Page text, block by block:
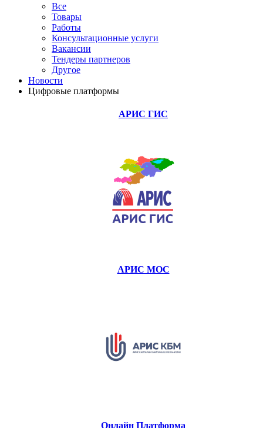
Все
Товары
Работы
Консультационные услуги
Вакансии
Тендеры партнеров
Другое
Новости
Цифровые платформы
АРИС ГИС
АРИС МОС
Онлайн Платформа